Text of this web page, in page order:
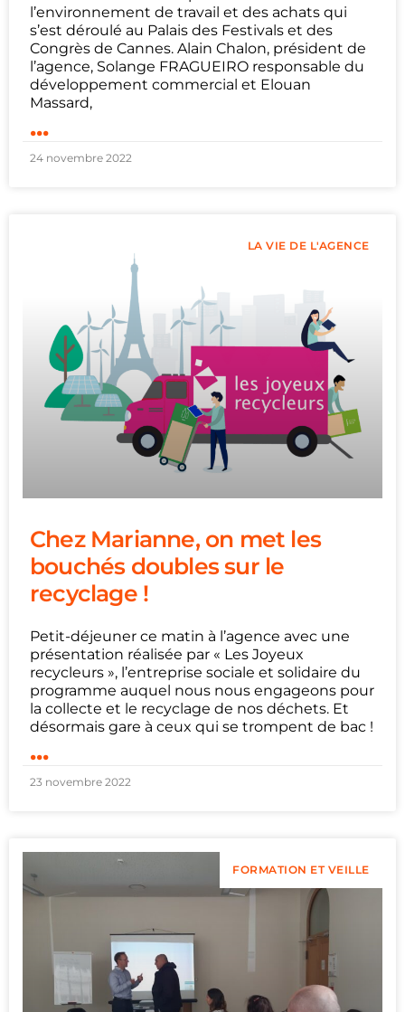
l’environnement de travail et des achats qui
s’est déroulé au Palais des Festivals et des
Congrès de Cannes. Alain Chalon, président de
l’agence, Solange FRAGUEIRO responsable du
développement commercial et Elouan
Massard,
...
24 novembre 2022
LA VIE DE L'AGENCE
Chez Marianne, on met les
bouchés doubles sur le
recyclage !
Petit-déjeuner ce matin à l’agence avec une
présentation réalisée par « Les Joyeux
recycleurs », l’entreprise sociale et solidaire du
programme auquel nous nous engageons pour
la collecte et le recyclage de nos déchets. Et
désormais gare à ceux qui se trompent de bac !
...
23 novembre 2022
FORMATION ET VEILLE